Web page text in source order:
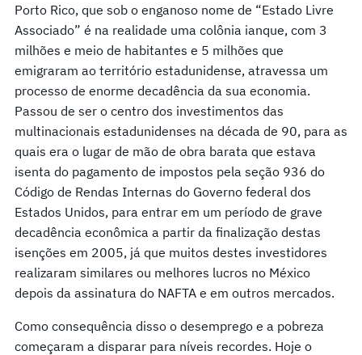
Porto Rico, que sob o enganoso nome de “Estado Livre
Associado” é na realidade uma colônia ianque, com 3
milhões e meio de habitantes e 5 milhões que
emigraram ao território estadunidense, atravessa um
processo de enorme decadência da sua economia.
Passou de ser o centro dos investimentos das
multinacionais estadunidenses na década de 90, para as
quais era o lugar de mão de obra barata que estava
isenta do pagamento de impostos pela seção 936 do
Código de Rendas Internas do Governo federal dos
Estados Unidos, para entrar em um período de grave
decadência econômica a partir da finalização destas
isenções em 2005, já que muitos destes investidores
realizaram similares ou melhores lucros no México
depois da assinatura do NAFTA e em outros mercados.
Como consequência disso o desemprego e a pobreza
começaram a disparar para níveis recordes. Hoje o